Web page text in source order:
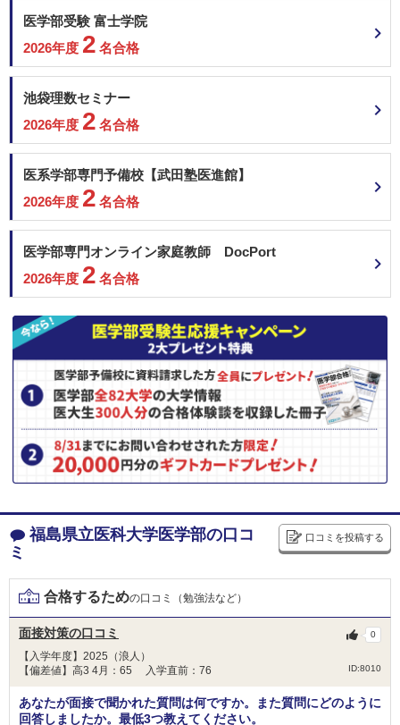
2月8日
金沢大学 A-lympiad選抜Ⅱ
金沢大学 総合型選抜Ⅱ（地元育成枠）
金沢大学 学校推薦型選抜Ⅱ(特別枠）
金沢大学 学校推薦型選抜Ⅱ
名古屋市立大学 地域枠学校推薦
名古屋市立大学 学校推薦（名古屋市立高大接続型）
京都府立医科大学 学校推薦型選抜＜全国一般枠＞
大阪大学 推薦（学校型推薦選抜）
大阪公立大学 総合型選抜
大阪公立大学 学校推薦型選抜
神戸大学 総合型選抜
徳島大学 学校型推薦選抜Ⅱ
埼玉医科大学 一般前期
近畿大学 地域枠入試【一般前期型】（大阪府）
近畿大学 地域枠入試【一般前期型】（和歌山県）
近畿大学 地域枠入試【一般前期型】（静岡県）
兵庫医科大学 一般選抜A（4科目型）
産業医科大学 A方式
産業医科大学 B方式
和歌山県立医科大学 一般枠（県内募集）
和歌山県立医科大学 県民医療枠（全国募集）
和歌山県立医科大学 県民医療枠Ｂ
和歌山県立医科大学 地域医療枠（県内募集）
川崎医科大学 静岡地域枠
川崎医科大学 長崎地域枠
川崎医科大学 岡山地域枠
川崎医科大学 一般
東北医科薬科大学 一般
数学
200
国語 地・公 面接
その他（小論文など）
＜科目詳細＞
個別学力検査、面接、出願書類及び日本留学試験の結果を総合して行いま
す。 したがって、個別学力検査等の合計得点が合格者最低得点を上回って
いても不合格になる場合があります。 なお、大学入学共通テストは課しま
せん。 【数学】数Ⅰ・Ⅱ・Ⅲ・A・B・Ｃ 【理科】物理基礎/物理・生物基礎/生
物・化学基礎/化学から2 【外国語】英語（（「英語コミュニケーション
理・表現Ⅰ」、「論理・表現Ⅱ」、「論理・表現Ⅲ」）
【学校選抜型選抜】
大学共通テスト
総合点数 500点 合格者得点率 非公開
数学 理科 英語
100 100
国語 地・公 面接
100 50
その他（小論文など）
2次試験
総合点数 360点 合格者得点率 非公開
数学
国語 地・公 面接
医学部受験 富士学院
2026年度 2 名合格
池袋理数セミナー
2026年度 2 名合格
医系学部専門予備校【武田塾医進館】
2026年度 2 名合格
医学部専門オンライン家庭教師 DocPort
2026年度 2 名合格
福島県立医科大学医学部の口コ
ミ
口コミを投稿する
合格するための口コミ（勉強法など）
面接対策の口コミ
【入学年度】2025（浪人）
【偏差値】高3 4月：65 入学直前：76
ID:8010
0
あなたが面接で聞かれた質問は何ですか。また質問にどのように
回答しましたか。最低3つ教えてください。